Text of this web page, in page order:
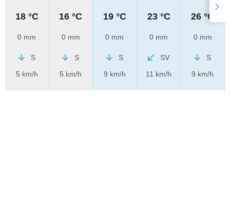
18 °C
0 mm
S
5 km/h
16 °C
0 mm
S
5 km/h
19 °C
0 mm
S
9 km/h
23 °C
0 mm
SV
11 km/h
26 °C
0 mm
S
9 km/h